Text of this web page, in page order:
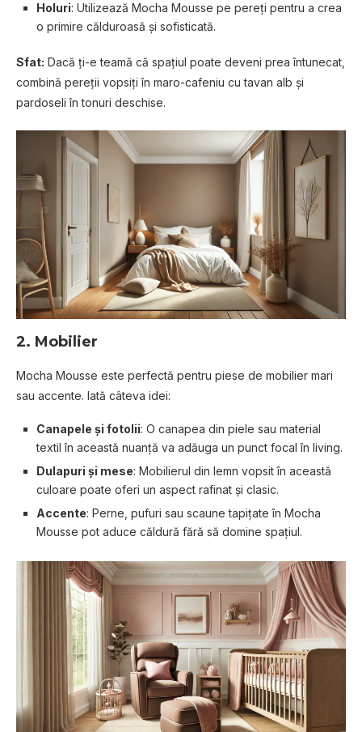
Holuri: Utilizează Mocha Mousse pe pereți pentru a crea
o primire călduroasă și sofisticată.
Sfat: Dacă ți-e teamă că spațiul poate deveni prea întunecat,
combină pereții vopsiți în maro-cafeniu cu tavan alb și
pardoseli în tonuri deschise.
2. Mobilier
Mocha Mousse este perfectă pentru piese de mobilier mari
sau accente. Iată câteva idei:
Canapele și fotolii: O canapea din piele sau material
textil în această nuanță va adăuga un punct focal în living.
Dulapuri și mese: Mobilierul din lemn vopsit în această
culoare poate oferi un aspect rafinat și clasic.
Accente: Perne, pufuri sau scaune tapițate în Mocha
Mousse pot aduce căldură fără să domine spațiul.